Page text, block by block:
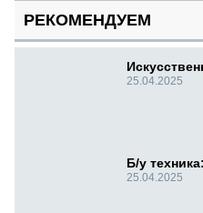
РЕКОМЕНДУЕМ
25.04.2025
Б/у
25.04.2025